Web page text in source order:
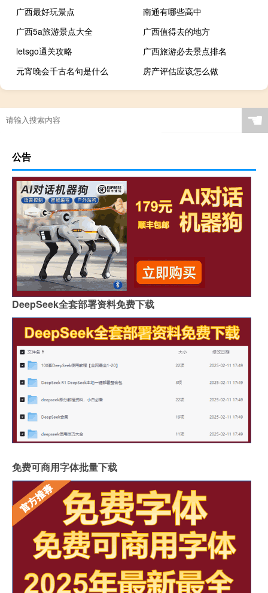
广西最好玩景点
南通有哪些高中
广西5a旅游景点大全
广西值得去的地方
letsgo通关攻略
广西旅游必去景点排名
元宵晚会千古名句是什么
房产评估应该怎么做
☚
公告
DeepSeek全套部署资料免费下载
免费可商用字体批量下载